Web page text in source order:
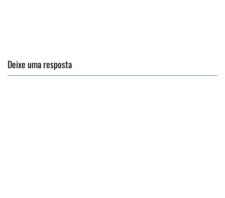
Deixe uma resposta